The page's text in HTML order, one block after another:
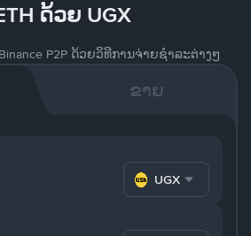
ດ້ວຍ UGX
P2P ດ້ວຍວິທີການຈ່າຍຊຳລະຕ່າງໆ
ຂາຍ
UGX